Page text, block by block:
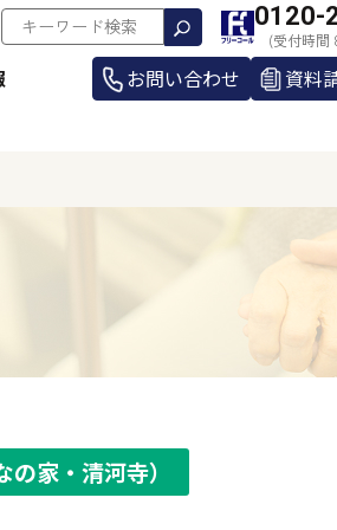
0120-
(受付時間
お問い合わせ 資料
家・清河寺）